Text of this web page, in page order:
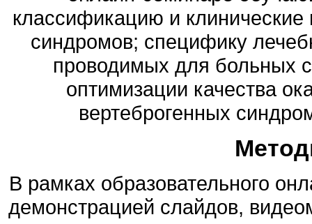
классификацию и клинические
синдромов; специфику
проводимых для больных с
оптимизации качества
вертеброгенных
В рамках образовательного
демонстрацией слайдов,